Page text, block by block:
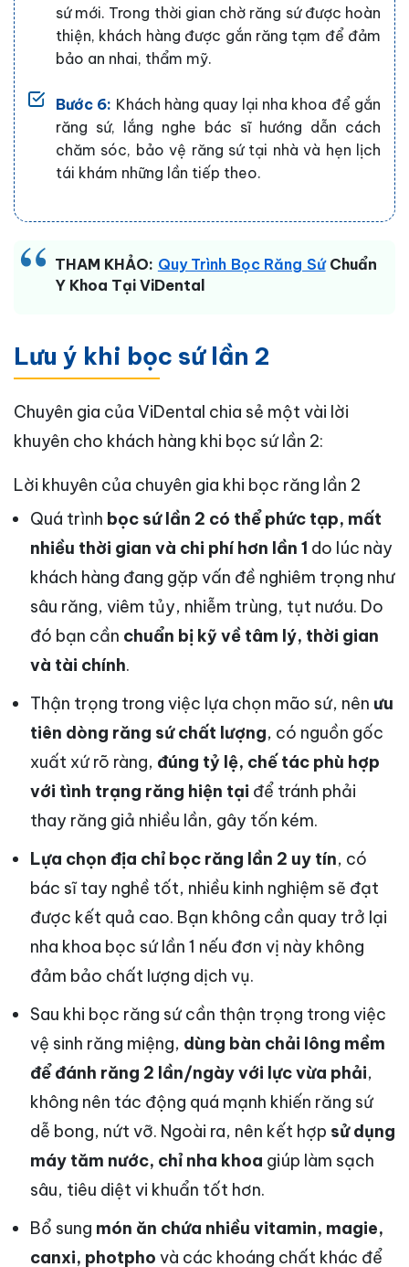
sứ mới. Trong thời gian chờ răng sứ được hoàn
thiện, khách hàng được gắn răng tạm để đảm
bảo an nhai, thẩm mỹ.
Bước 6: Khách hàng quay lại nha khoa để gắn
răng sứ, lắng nghe bác sĩ hướng dẫn cách
chăm sóc, bảo vệ răng sứ tại nhà và hẹn lịch
tái khám những lần tiếp theo.
THAM KHẢO: Quy Trình Bọc Răng SứChuẩn
Y Khoa Tại ViDental
Lưu ý khi bọc sứ lần 2
Chuyên gia của ViDental chia sẻ một vài lời
khuyên cho khách hàng khi bọc sứ lần 2:
Lời khuyên của chuyên gia khi bọc răng lần 2
Quá trình bọc sứ lần 2 có thể phức tạp, mất
nhiều thời gian và chi phí hơn lần 1 do lúc này
khách hàng đang gặp vấn đề nghiêm trọng như
sâu răng, viêm tủy, nhiễm trùng, tụt nướu. Do
đó bạn cần chuẩn bị kỹ về tâm lý, thời gian
và tài chính.
Thận trọng trong việc lựa chọn mão sứ, nên ưu
tiên dòng răng sứ chất lượng, có nguồn gốc
xuất xứ rõ ràng, đúng tỷ lệ, chế tác phù hợp
với tình trạng răng hiện tại để tránh phải
thay răng giả nhiều lần, gây tốn kém.
Lựa chọn địa chỉ bọc răng lần 2 uy tín, có
bác sĩ tay nghề tốt, nhiều kinh nghiệm sẽ đạt
được kết quả cao. Bạn không cần quay trở lại
nha khoa bọc sứ lần 1 nếu đơn vị này không
đảm bảo chất lượng dịch vụ.
Sau khi bọc răng sứ cần thận trọng trong việc
vệ sinh răng miệng, dùng bàn chải lông mềm
để đánh răng 2 lần/ngày với lực vừa phải,
không nên tác động quá mạnh khiến răng sứ
dễ bong, nứt vỡ. Ngoài ra, nên kết hợp sử dụng
máy tăm nước, chỉ nha khoa giúp làm sạch
sâu, tiêu diệt vi khuẩn tốt hơn.
Bổ sung món ăn chứa nhiều vitamin, magie,
canxi, photpho và các khoáng chất khác để